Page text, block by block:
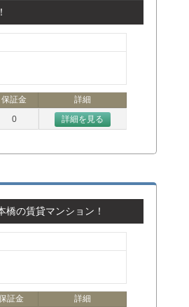
保証金 詳細
0 詳細を見る
の賃貸マンション！
証金 詳細